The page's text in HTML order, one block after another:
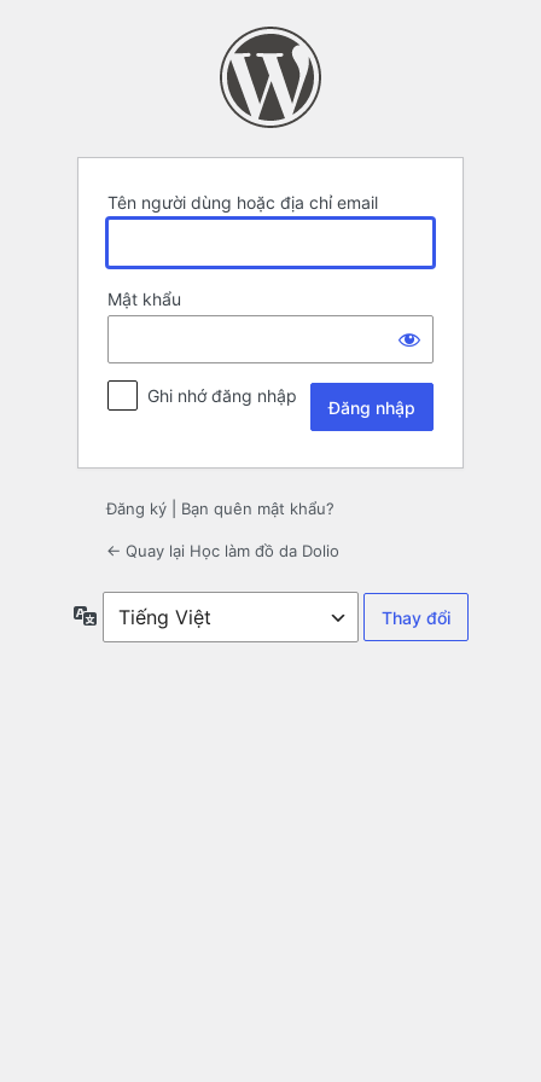
Tên người dùng hoặc địa chỉ email
Mật khẩu
Ghi nhớ đăng nhập
Đăng ký Bạn quên mật khẩu?
← Quay lại Học làm đồ da Dolio
Ngôn
ngữ